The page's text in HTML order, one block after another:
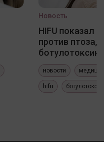
Новость
HIFU показал
против птоза,
новости
hifu ботулотоксин